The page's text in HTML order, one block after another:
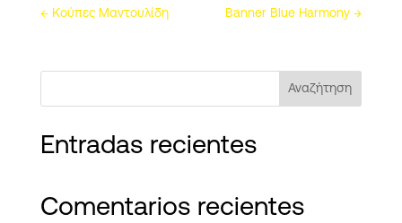
←Κούπες Μαντουλίδη Banner Blue Harmony→
Αναζήτηση
Entradas recientes
Comentarios recientes